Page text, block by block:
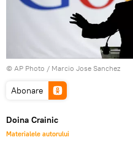
© AP Photo / Marcio Jose Sanchez
Abonare
Doina Crainic
Materialele autorului